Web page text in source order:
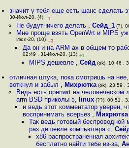
значит у тебя еще есть шанс сделать
30-Июл-20, (4) –1
Не будутничего делать , Сейд_1(?),
Мне проще взять OpenWrt и MIPS уж
Июл-20, (10) –3
Да он и на ARM ах в общем то
02:49 , 31-Июл-20, (13) +1
MIPS дешевле ,Сейд (ok), 10:46 ,
отличная штука, пока смотришь на
воткнул и забыл , Михрютка (ok), 23:59 ,
Ведь есть openwrt на человеческом
arm BSD приколы э, linux(??), 00:51 ,
и ведь этот комментатор уверен,
воспринимать всерьез , Михрютка
Так ведь готовый
раз дешевле компьютера с,
x86 распространенная
бесплатно найти тебе из-за,